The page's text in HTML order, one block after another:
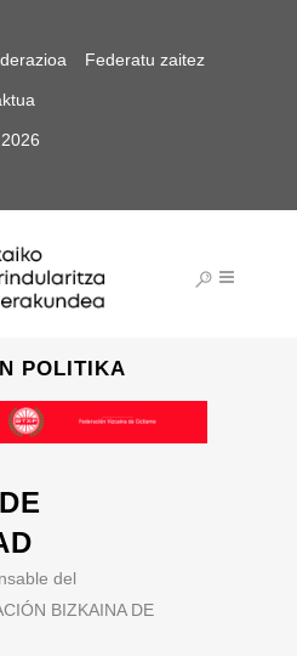
Federatu zaitez
POLITIKA
del
BIZKAINA DE